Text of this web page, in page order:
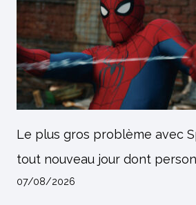
Le plus gros problème avec
tout nouveau jour dont
07/08/2026